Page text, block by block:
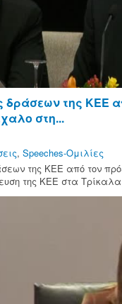
της ΚΕΕ
στη...
, Speeches-Ομιλίες
της ΚΕΕ από τον
της ΚΕΕ στα